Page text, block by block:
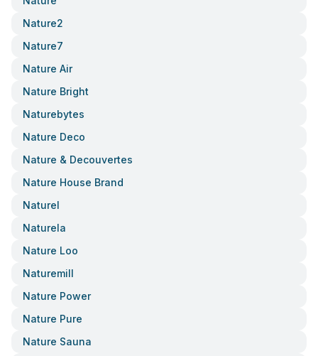
Nature2
Nature7
Nature Air
Nature Bright
Naturebytes
Nature Deco
Nature & Decouvertes
Nature House Brand
Naturel
Naturela
Nature Loo
Naturemill
Nature Power
Nature Pure
Nature Sauna